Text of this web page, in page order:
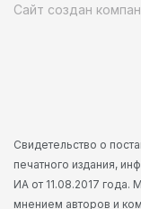
Сайт создан
Свидетельство о
печатного издания,
ИА от 11.08.2017 года.
мнением авторов и